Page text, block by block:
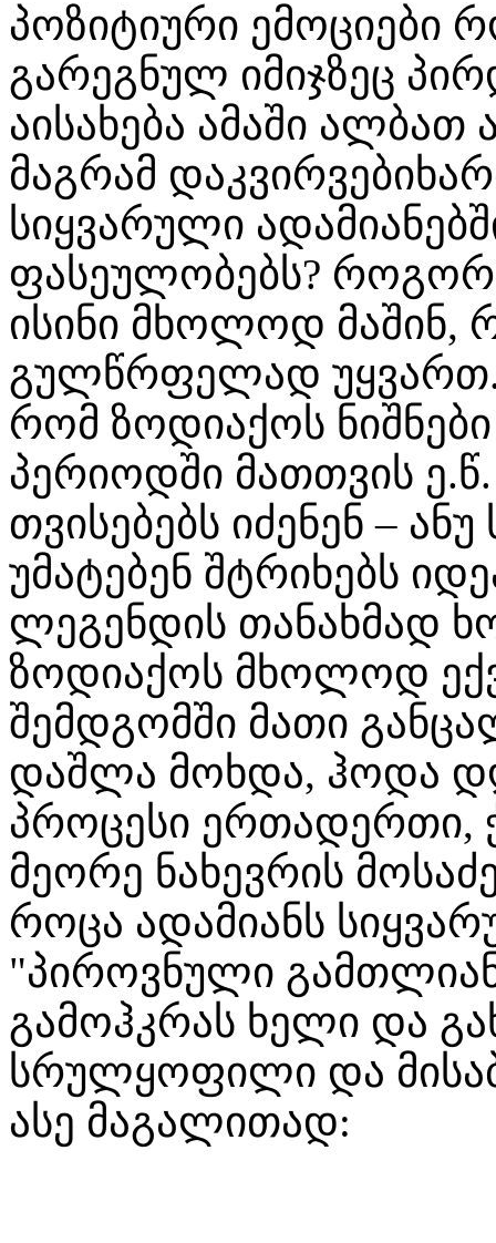
პოზიტიური ემოციები
გარეგნულ იმიჯზეც
აისახება ამაში
მაგრამ
სიყვარული
ფასეულობებს?
ისინი მხოლოდ მაშინ,
გულწრფელად
რომ ზოდიაქოს
პერიოდში მათთვის
თვისებებს იძენენ –
უმატებენ შტრიხებს
ლეგენდის თანახმად
ზოდიაქოს მხოლოდ
შემდგომში მათი
დაშლა მოხდა, ჰოდა
პროცესი ერთადერთი,
მეორე ნახევრის
როცა ადამიანს
"პიროვნული
გამოჰკრას ხელი და
სრულყოფილი და
ასე მაგალითად: